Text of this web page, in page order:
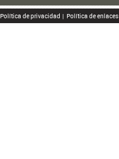
Política de privacidad | Política de enlaces